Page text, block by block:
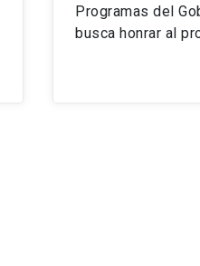
Programas del
busca honrar al